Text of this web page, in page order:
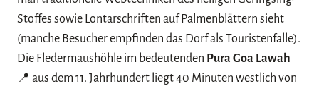
Stoffes sowie Lontarschriften auf Palmenblättern sieht
(manche Besucher empfinden das Dorf als Touristenfalle).
Die Fledermaushöhle im bedeutenden Pura Goa Lawah
📍 aus dem 11. Jahrhundert liegt 40 Minuten westlich von